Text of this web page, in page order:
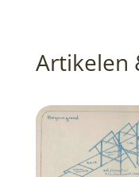
Artikelen